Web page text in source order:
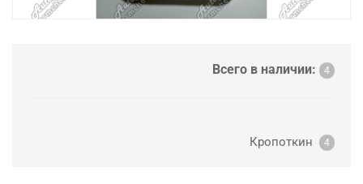
Всего в наличии: 4
Кропоткин 4